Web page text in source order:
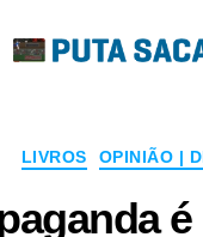
LIVROS OPINIÃO |